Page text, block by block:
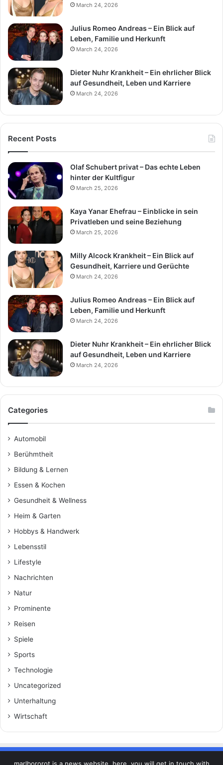
March 24, 2026
Julius Romeo Andreas – Ein Blick auf
Leben, Familie und Herkunft
March 24, 2026
Dieter Nuhr Krankheit – Ein ehrlicher Blick
auf Gesundheit, Leben und Karriere
March 24, 2026
Recent Posts
Olaf Schubert privat – Das echte Leben
hinter der Kultfigur
March 25, 2026
Kaya Yanar Ehefrau – Einblicke in sein
Privatleben und seine Beziehung
March 25, 2026
Milly Alcock Krankheit – Ein Blick auf
Gesundheit, Karriere und Gerüchte
March 24, 2026
Julius Romeo Andreas – Ein Blick auf
Leben, Familie und Herkunft
March 24, 2026
Dieter Nuhr Krankheit – Ein ehrlicher Blick
auf Gesundheit, Leben und Karriere
March 24, 2026
Categories
Automobil
Berühmtheit
Bildung & Lernen
Essen & Kochen
Gesundheit & Wellness
Heim & Garten
Hobbys & Handwerk
Lebensstil
Lifestyle
Nachrichten
Natur
Prominente
Reisen
Spiele
Sports
Technologie
Uncategorized
Unterhaltung
Wirtschaft